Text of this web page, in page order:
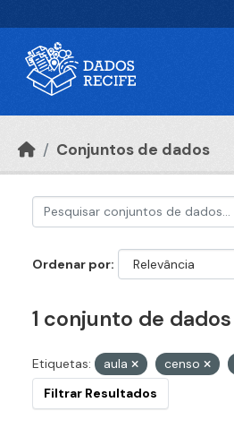
Conjuntos de dados
Ordenar por
1 conjunto de
Etiquetas: aula censo
Filtrar Resultados